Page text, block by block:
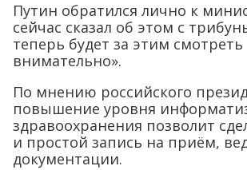
Путин обратился лично к
сейчас сказал об этом с
теперь будет за этим смотреть
внимательно».
По мнению российского
повышение уровня
здравоохранения позволит
и простой запись на приём,
документации.